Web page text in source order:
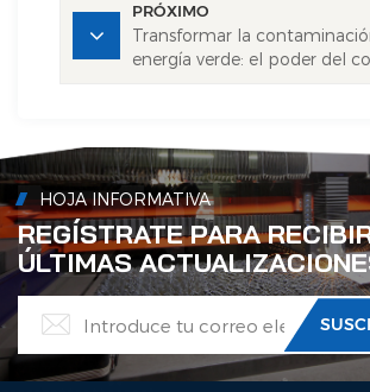
PRÓXIMO
Transformar la
energía verde: el poder del
HOJA INFORMATIVA
REGÍSTRATE PARA
ÚLTIMAS